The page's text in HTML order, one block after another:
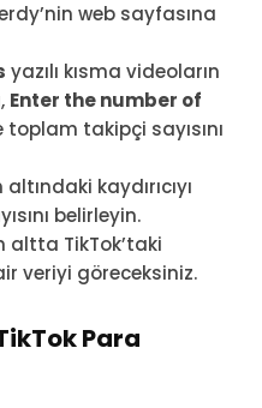
web sayfasına
yazılı kısma videoların
Enter the number of
toplam takipçi sayısını
altındaki kaydırıcıyı
belirleyin.
altta TikTok’taki
veriyi göreceksiniz.
Para